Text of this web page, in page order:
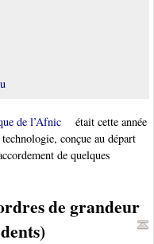
de l’Afnic
était cette année
conçue au départ
de quelques
de grandeur